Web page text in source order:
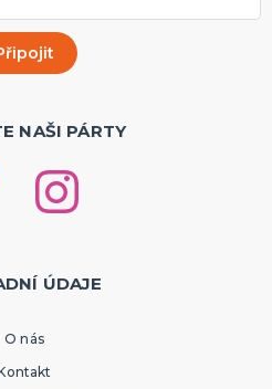
NAŠI PÁRTY
ÚDAJE
O nás